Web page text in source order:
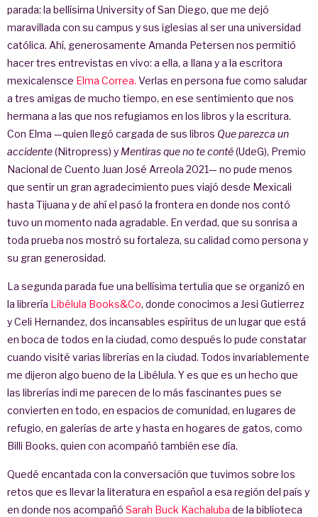
parada: la bellísima University of San Diego, que me dejó
maravillada con su campus y sus iglesias al ser una universidad
católica. Ahí, generosamente Amanda Petersen nos permitió
hacer tres entrevistas en vivo: a ella, a Ilana y a la escritora
mexicalensce Elma Correa. Verlas en persona fue como saludar
a tres amigas de mucho tiempo, en ese sentimiento que nos
hermana a las que nos refugiamos en los libros y la escritura.
Con Elma —quien llegó cargada de sus libros Que parezca un
accidente(Nitropress) y Mentiras que no te conté(UdeG), Premio
Nacional de Cuento Juan José Arreola 2021— no pude menos
que sentir un gran agradecimiento pues viajó desde Mexicali
hasta Tijuana y de ahí el pasó la frontera en donde nos contó
tuvo un momento nada agradable. En verdad, que su sonrisa a
toda prueba nos mostró su fortaleza, su calidad como persona y
su gran generosidad.
La segunda parada fue una bellísima tertulia que se organizó en
la librería Libélula Books&Co, donde conocimos a Jesi Gutierrez
y Celi Hernandez, dos incansables espíritus de un lugar que está
en boca de todos en la ciudad, como después lo pude constatar
cuando visité varias librerías en la ciudad. Todos invariablemente
me dijeron algo bueno de la Libélula. Y es que es un hecho que
las librerías indi me parecen de lo más fascinantes pues se
convierten en todo, en espacios de comunidad, en lugares de
refugio, en galerías de arte y hasta en hogares de gatos, como
Billi Books, quien con acompañó también ese día.
Quedé encantada con la conversación que tuvimos sobre los
retos que es llevar la literatura en español a esa región del país y
en donde nos acompañó Sarah Buck Kachaluba de la biblioteca